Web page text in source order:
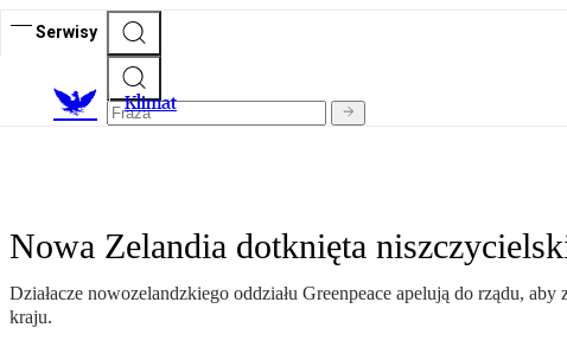
Serwisy
Klimat
Nowa Zelandia dotknięta
Działacze nowozelandzkiego oddziału Greenpeace apelują do rządu,
kraju.